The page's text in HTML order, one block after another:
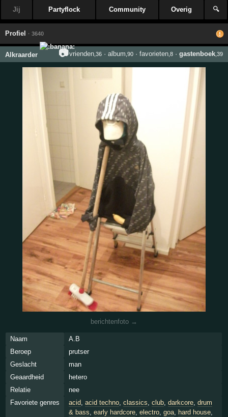
Jij Partyflock Community Overig 🔍
Profiel · 3640
Alkraarder 📷vrienden,36· album ,90· favorieten,8· gastenboek,39
berichtenfoto →
Naam
A.B
Beroep
prutser
Geslacht
man
Geaardheid
hetero
Relatie
nee
Favoriete genres
acid, acid techno, classics club, darkcore, drum
& bass early hardcore, electro, goa, hard house,